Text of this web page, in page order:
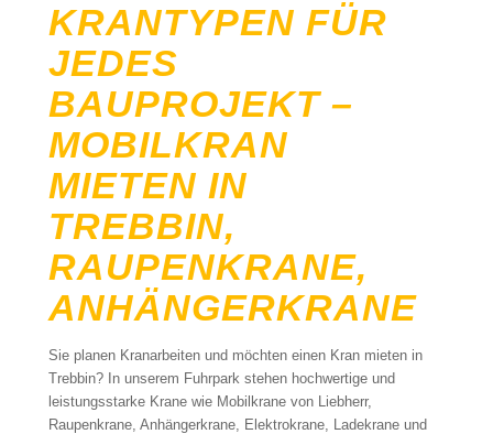
KRANTYPEN FÜR
JEDES
BAUPROJEKT –
MOBILKRAN
MIETEN IN
TREBBIN,
RAUPENKRANE,
ANHÄNGERKRANE
Sie planen Kranarbeiten und möchten einen Kran mieten in
Trebbin? In unserem Fuhrpark stehen hochwertige und
leistungsstarke Krane wie Mobilkrane von Liebherr,
Raupenkrane, Anhängerkrane, Elektrokrane, Ladekrane und